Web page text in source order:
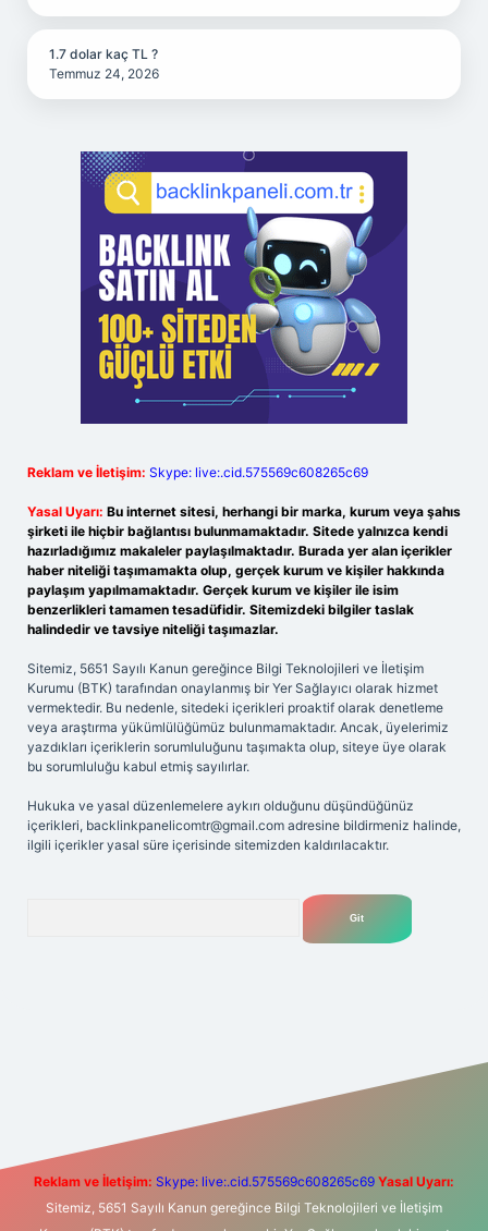
1.7 dolar kaç TL ?
Temmuz 24, 2026
Reklam ve İletişim: Skype: live:.cid.575569c608265c69
Yasal Uyarı: Bu internet sitesi, herhangi bir marka, kurum veya şahıs
şirketi ile hiçbir bağlantısı bulunmamaktadır. Sitede yalnızca kendi
hazırladığımız makaleler paylaşılmaktadır. Burada yer alan içerikler
haber niteliği taşımamakta olup, gerçek kurum ve kişiler hakkında
paylaşım yapılmamaktadır. Gerçek kurum ve kişiler ile isim
benzerlikleri tamamen tesadüfidir. Sitemizdeki bilgiler taslak
halindedir ve tavsiye niteliği taşımazlar.
Sitemiz, 5651 Sayılı Kanun gereğince Bilgi Teknolojileri ve İletişim
Kurumu (BTK) tarafından onaylanmış bir Yer Sağlayıcı olarak hizmet
vermektedir. Bu nedenle, sitedeki içerikleri proaktif olarak denetleme
veya araştırma yükümlülüğümüz bulunmamaktadır. Ancak, üyelerimiz
yazdıkları içeriklerin sorumluluğunu taşımakta olup, siteye üye olarak
bu sorumluluğu kabul etmiş sayılırlar.
Hukuka ve yasal düzenlemelere aykırı olduğunu düşündüğünüz
içerikleri, backlinkpanelicomtr@gmail.com adresine bildirmeniz halinde,
ilgili içerikler yasal süre içerisinde sitemizden kaldırılacaktır.
Reklam ve İletişim: Skype: live:.cid.575569c608265c69 Yasal Uyarı:
Sitemiz, 5651 Sayılı Kanun gereğince Bilgi Teknolojileri ve İletişim